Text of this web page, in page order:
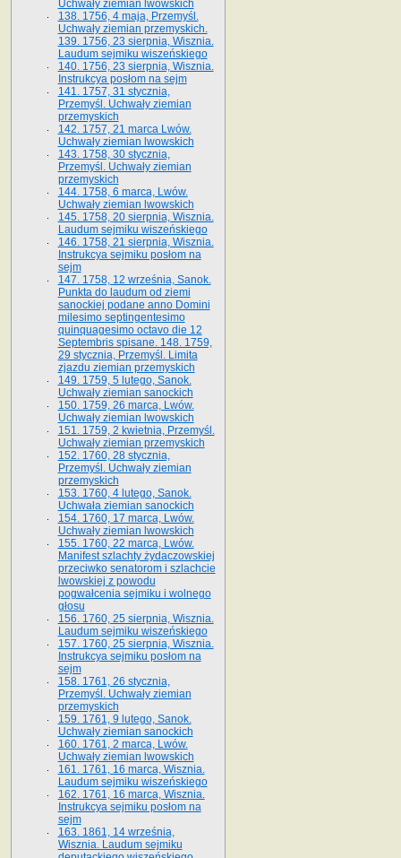
Uchwały ziemian lwowskich
138. 1756, 4 maja, Przemyśl.
Uchwały ziemian przemyskich.
139. 1756, 23 sierpnia, Wisznia.
Laudum sejmiku wiszeńskiego
140. 1756, 23 sierpnia, Wisznia.
Instrukcya posłom na sejm
141. 1757, 31 stycznia,
Przemyśl. Uchwały ziemian
przemyskich
142. 1757, 21 marca Lwów.
Uchwały ziemian lwowskich
143. 1758, 30 stycznia,
Przemyśl. Uchwały ziemian
przemyskich
144. 1758, 6 marca, Lwów.
Uchwały ziemian lwowskich
145. 1758, 20 sierpnia, Wisznia.
Laudum sejmiku wiszeńskiego
146. 1758, 21 sierpnia, Wisznia.
Instrukcya sejmiku posłom na
sejm
147. 1758, 12 września, Sanok.
Punkta do laudum od ziemi
sanockiej podane anno Domini
milesimo septingentesimo
quinquagesimo octavo die 12
Septembris spisane. 148. 1759,
29 stycznia, Przemyśl. Limita
zjazdu ziemian przemyskich
149. 1759, 5 lutego, Sanok.
Uchwały ziemian sanockich
150. 1759, 26 marca, Lwów.
Uchwały ziemian lwowskich
151. 1759, 2 kwietnia, Przemyśl.
Uchwały ziemian przemyskich
152. 1760, 28 stycznia,
Przemyśl. Uchwały ziemian
przemyskich
153. 1760, 4 lutego, Sanok.
Uchwała ziemian sanockich
154. 1760, 17 marca, Lwów.
Uchwały ziemian lwowskich
155. 1760, 22 marca, Lwów.
Manifest szlachty żydaczowskiej
przeciwko senatorom i szlachcie
lwowskiej z po­wodu
pogwałcenia sejmiku i wolnego
głosu
156. 1760, 25 sierpnia, Wisznia.
Laudum sejmiku wiszeńskiego
157. 1760, 25 sierpnia, Wisznia.
Instrukcya sejmiku posłom na
sejm
158. 1761, 26 stycznia,
Przemyśl. Uchwały ziemian
przemyskich
159. 1761, 9 lutego, Sanok.
Uchwały ziemian sanockich
160. 1761, 2 marca, Lwów.
Uchwały ziemian lwowskich
161. 1761, 16 marca, Wisznia.
Laudum sejmiku wiszeńskiego
162. 1761, 16 marca, Wisznia.
Instrukcya sejmiku posłom na
sejm
163. 1861, 14 września,
Wisznia. Laudum sejmiku